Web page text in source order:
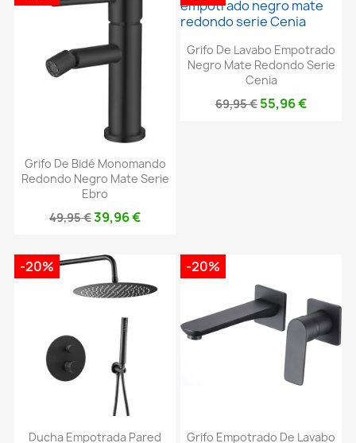
Grifo De Bidé Monomando
Redondo Negro Mate Serie
Ebro
49,95 €39,96 €
Grifo De Lavabo Empotrado
Negro Mate Redondo Serie
Cenia
69,95 € 55,96 €
Ducha Empotrada Pared
-20%
Grifo Empotrado De Lavabo
-20%